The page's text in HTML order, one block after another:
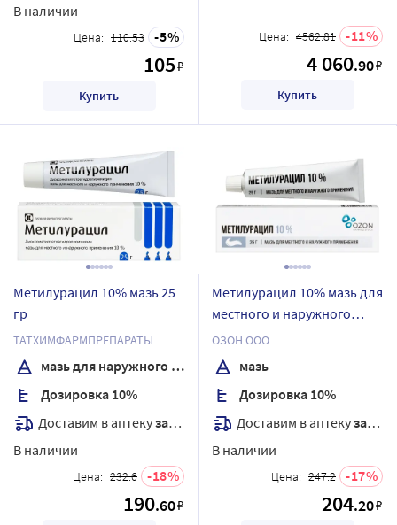
В наличии
Цена: 110.53 5
105₽
Купить
Цена: 4562.81 11
4 060.90₽
Купить
Метилурацил 10% мазь 25
гр
ТАТХИМФАРМПРЕПАРАТЫ
мазь для наружного применения
Дозировка 10%
Доставим в аптекузавтра
В наличии
Цена: 232.6 18
190.60₽
Метилурацил 10% мазь для
местного и наружного
применения 25 гр
ОЗОН ООО
мазь
Дозировка 10%
Доставим в аптекузавтра
В наличии
Цена: 247.2 17
204.20₽